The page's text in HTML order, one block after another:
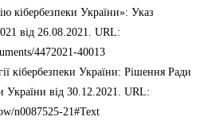
кібербезпеки України»: Указ
від 26.08.2021. URL:
4472021-40013
кібербезпеки України: Рішення Ради
України від 30.12.2021. URL:
n0087525-21#Text